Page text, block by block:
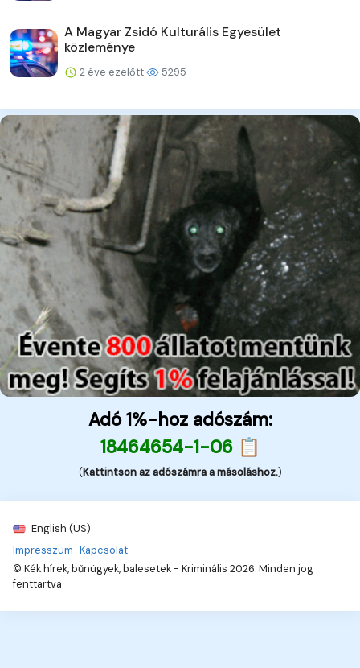
A Magyar Zsidó Kulturális Egyesület
közleménye
2 éve ezelőtt 5295
Adó 1%-hoz adószám:
18464654-1-06 📋
(Kattintson az adószámra a másoláshoz.)
English (US)
Impresszum ·Kapcsolat ·
© Kék hírek, bűnügyek, balesetek - Kriminális 2026. Minden jog
fenttartva